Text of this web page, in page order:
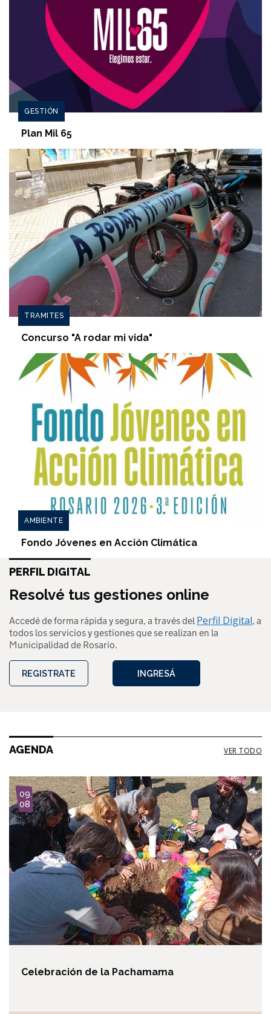
GESTIÓN
Plan Mil 65
TRAMITES
Concurso "A rodar mi vida"
AMBIENTE
Fondo Jóvenes en Acción Climática
PERFIL DIGITAL
Resolvé tus gestiones online
Accedé de forma rápida y segura, a través del Perfil Digital, a
todos los servicios y gestiones que se realizan en la
Municipalidad de Rosario.
REGISTRATE
AGENDA VER TODO
I
m
a
g
09.
08
Celebración de la Pachamama